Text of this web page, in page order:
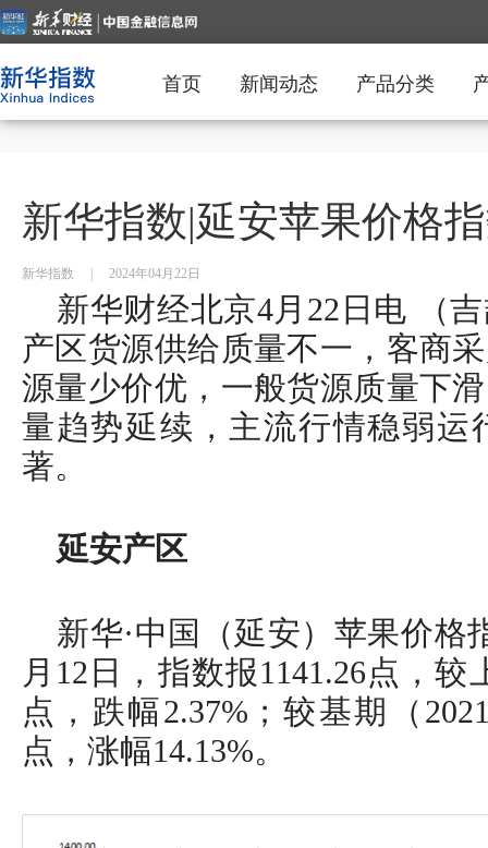
首页 新闻动态 产品分类
新华指数|延安苹果价格
新华指数 2024年04月22日
新华财经北京4月22日电 （
产区货源供给质量不一，客商
源量少价优，一般货源质量下
量趋势延续，主流行情稳弱运
著。
延安产区
新华·中国（延安）苹果价格
月12日，指数报1141.26点，
点，跌幅2.37%；较基期（
点，涨幅14.13%。